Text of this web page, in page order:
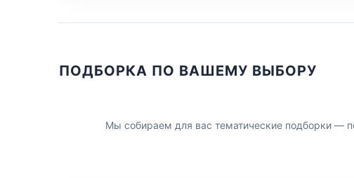
ПОДБОРКА ПО ВАШЕМУ ВЫБОРУ
Мы собираем для вас тематические подборки —